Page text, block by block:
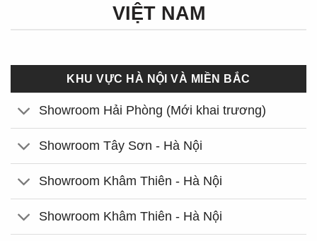
VIỆT NAM
KHU VỰC HÀ NỘI VÀ MIỀN BẮC
Showroom Hải Phòng (Mới khai trương)
Showroom Tây Sơn - Hà Nội
Showroom Khâm Thiên - Hà Nội
Showroom Khâm Thiên - Hà Nội